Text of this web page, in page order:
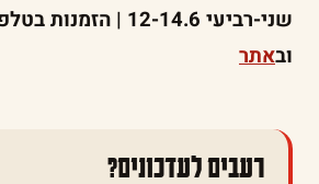
ובאתר
רעבים לעדכונים?